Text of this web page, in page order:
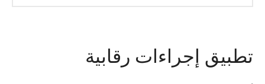
تطبيق إجراءات رقابية